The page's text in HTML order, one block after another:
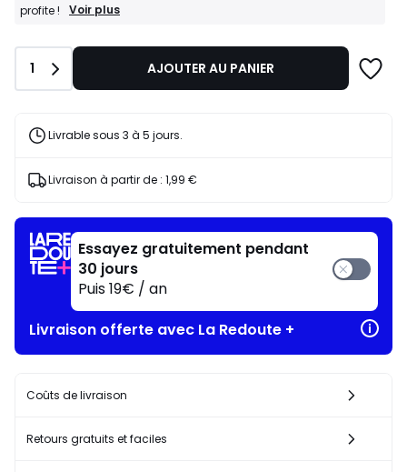
profite !
BONS
-35%
l’achat
articles
J'en
Voir plus
Quantité
1 AJOUTER AU PANIER
Livrable sous 3 à 5 jours.
Livraison à partir de : 1,99 €
Essayez gratuitement pendant
30 jours
Puis 19€ / an
Livraison offerte avec La Redoute +
Coûts de livraison
Retours gratuits et faciles